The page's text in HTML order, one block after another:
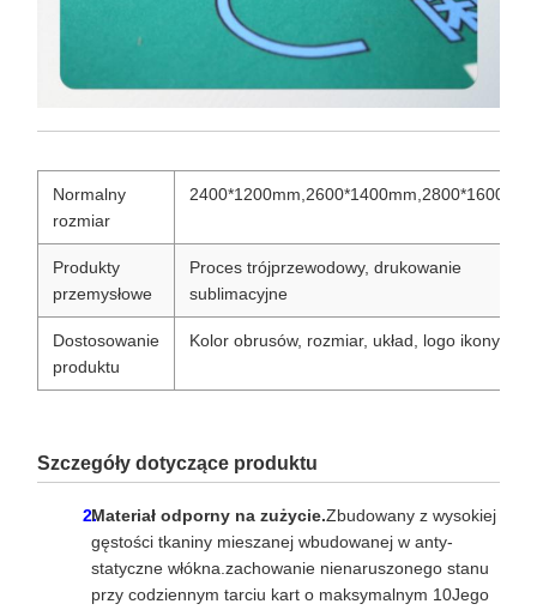
Normalny
rozmiar
2400*1200mm,2600*1400mm,2800*1600mm
Produkty
przemysłowe
Proces trójprzewodowy, drukowanie
sublimacyjne
Dostosowanie
produktu
Kolor obrusów, rozmiar, układ, logo ikony
Szczegóły dotyczące produktu
Materiał odporny na zużycie.Zbudowany z wysokiej
gęstości tkaniny mieszanej wbudowanej w anty-
statyczne włókna.zachowanie nienaruszonego stanu
przy codziennym tarciu kart o maksymalnym 10Jego